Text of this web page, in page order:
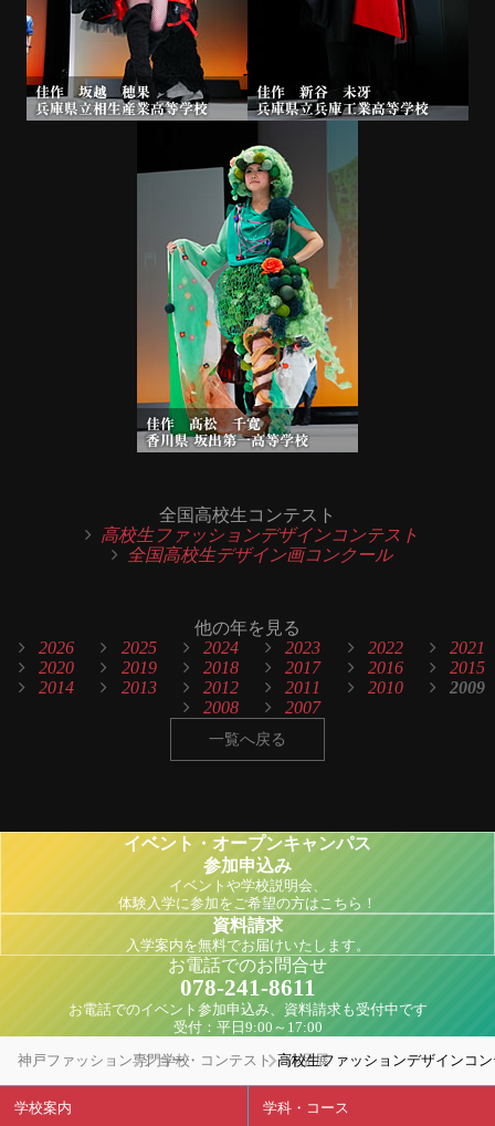
全国高校生コンテスト
高校生ファッションデザインコンテスト
全国高校生デザイン画コンクール
他の年を見る
2026
2025 2024 2023 2022
2021
2020
2019 2018 2017 2016
2015
2014
2013 2012 2011 2010
2009
2008
2007
一覧へ戻る
イベント・オープンキャンパス
参加申込み
イベントや学校説明会、
体験入学に参加をご希望の方はこちら！
資料請求
入学案内を無料でお届けいたします。
お電話でのお問合せ
078-241-8611
お電話でのイベント参加申込み、資料請求も受付中です
受付：平日9:00～17:00
神戸ファッション専門学校ショー・コンテスト・作品展高校生ファッションデザインコ
学校案内 学科・コース